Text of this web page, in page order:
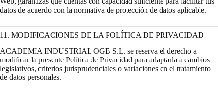
datos de acuerdo con la normativa de protección de datos aplicable.
11. MODIFICACIONES DE LA POLÍTICA DE PRIVACIDAD
ACADEMIA INDUSTRIAL OGB S.L. se reserva el derecho a
modificar la presente Política de Privacidad para adaptarla a cambios
legislativos, criterios jurisprudenciales o variaciones en el tratamiento
de datos personales.